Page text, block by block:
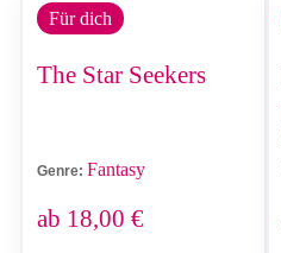
Für dich
The Star Seekers
Genre: Fantasy
ab 18,00 €